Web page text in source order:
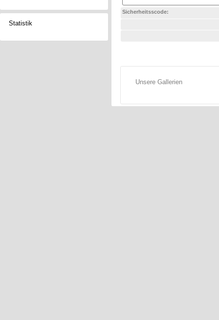
Statistik
Sicherheitsscode:
Unsere Gallerien